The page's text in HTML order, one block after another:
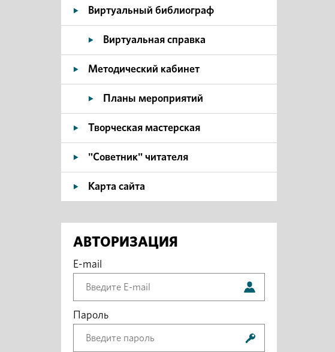
Виртуальный библиограф
Виртуальная справка
Методический кабинет
Планы мероприятий
Творческая мастерская
"Советник" читателя
Карта сайта
АВТОРИЗАЦИЯ
E-mail
Пароль